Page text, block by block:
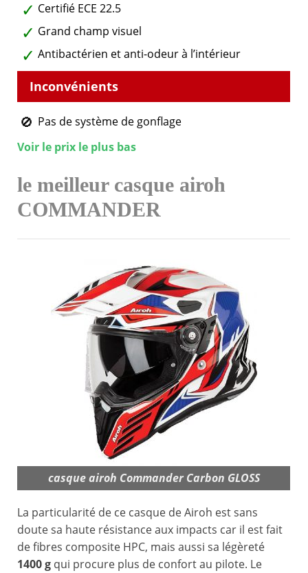
Certifié ECE 22.5
Grand champ visuel
Antibactérien et anti-odeur à l’intérieur
Pas de système de gonflage
Voir le prix le plus bas
le meilleur casque airoh
COMMANDER
casque airoh Commander Carbon GLOSS
La particularité de ce casque de Airoh est sans
doute sa haute résistance aux impacts car il est fait
de fibres composite HPC, mais aussi sa légèreté
1400 g qui procure plus de confort au pilote. Le